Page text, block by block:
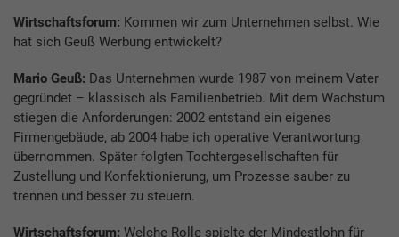
Wirtschaftsforum: Kommen wir zum Unternehmen selbst. Wie
hat sich Geuß Werbung entwickelt?
Mario Geuß: Das Unternehmen wurde 1987 von meinem Vater
gegründet – klassisch als Familienbetrieb. Mit dem Wachstum
stiegen die Anforderungen: 2002 entstand ein eigenes
Firmengebäude, ab 2004 habe ich operative Verantwortung
übernommen. Später folgten Tochtergesellschaften für
Zustellung und Konfektionierung, um Prozesse sauber zu
trennen und besser zu steuern.
Wirtschaftsforum: Welche Rolle spielte der Mindestlohn für